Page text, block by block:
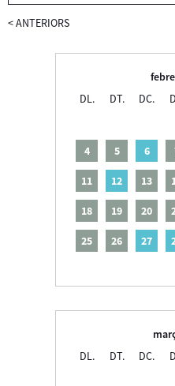
<ANTERIORS
DL.
DT. DC.
4 5 6
11 12 13
18 19 20
25 26 27
DL.
DT. DC.